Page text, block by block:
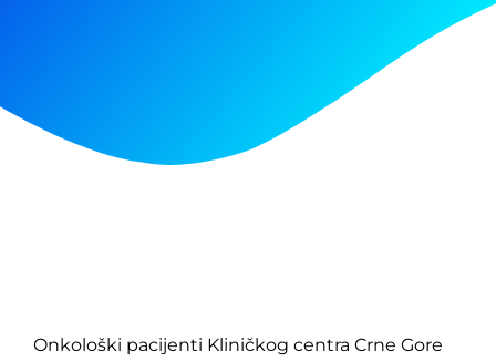
Onkološki pacijenti Kliničkog centra Crne Gore